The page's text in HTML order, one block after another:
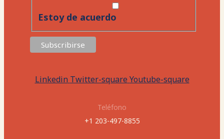
Estoy de acuerdo
Linkedin Twitter-square Youtube-square
Teléfono
+1 203-497-8855